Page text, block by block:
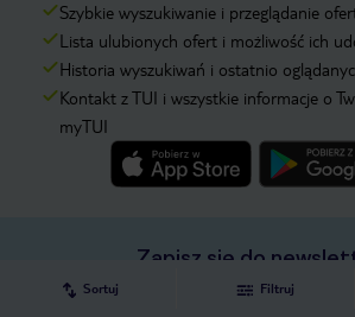
Sortuj Filtruj
Szybkie wyszukiwanie i przeglądanie
Lista ulubionych ofert i możliwość ich
Historia wyszukiwań i ostatnio
Kontakt z TUI i wszystkie informacje o
myTUI
Zapisz się do